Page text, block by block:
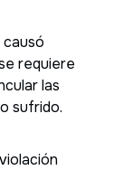
requiere
las
sufrido.